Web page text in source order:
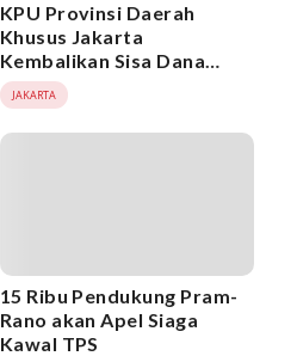
KPU Provinsi Daerah
Khusus Jakarta
Kembalikan Sisa Dana
Hibah Pilkada ke
Pemerintah Daerah
JAKARTA
15 Ribu Pendukung Pram-
Rano akan Apel Siaga
Kawal TPS